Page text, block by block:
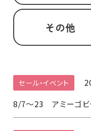
その他
セール・イベント
8/7～23 アミーゴビ